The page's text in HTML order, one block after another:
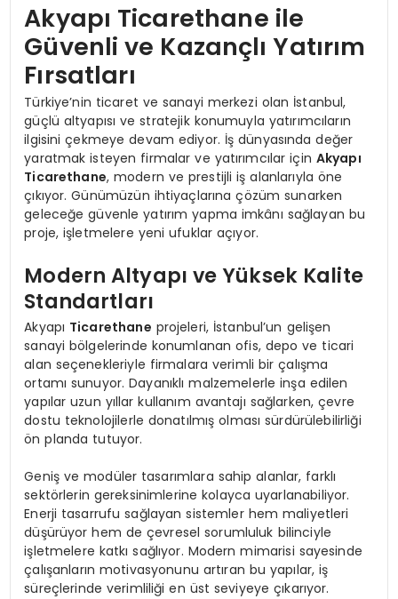
Akyapı Ticarethane ile
Güvenli ve Kazançlı Yatırım
Fırsatları
Türkiye’nin ticaret ve sanayi merkezi olan İstanbul,
güçlü altyapısı ve stratejik konumuyla yatırımcıların
ilgisini çekmeye devam ediyor. İş dünyasında değer
yaratmak isteyen firmalar ve yatırımcılar için Akyapı
Ticarethane, modern ve prestijli iş alanlarıyla öne
çıkıyor. Günümüzün ihtiyaçlarına çözüm sunarken
geleceğe güvenle yatırım yapma imkânı sağlayan bu
proje, işletmelere yeni ufuklar açıyor.
Modern Altyapı ve Yüksek Kalite
Standartları
Akyapı Ticarethane projeleri, İstanbul’un gelişen
sanayi bölgelerinde konumlanan ofis, depo ve ticari
alan seçenekleriyle firmalara verimli bir çalışma
ortamı sunuyor. Dayanıklı malzemelerle inşa edilen
yapılar uzun yıllar kullanım avantajı sağlarken, çevre
dostu teknolojilerle donatılmış olması sürdürülebilirliği
ön planda tutuyor.
Geniş ve modüler tasarımlara sahip alanlar, farklı
sektörlerin gereksinimlerine kolayca uyarlanabiliyor.
Enerji tasarrufu sağlayan sistemler hem maliyetleri
düşürüyor hem de çevresel sorumluluk bilinciyle
işletmelere katkı sağlıyor. Modern mimarisi sayesinde
çalışanların motivasyonunu artıran bu yapılar, iş
süreçlerinde verimliliği en üst seviyeye çıkarıyor.